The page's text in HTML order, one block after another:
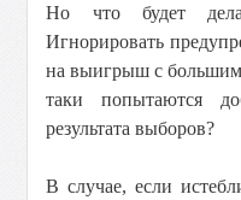
Но что будет
Игнорировать
на выигрыш с
таки попытаются
результата выборов?
В случае, если